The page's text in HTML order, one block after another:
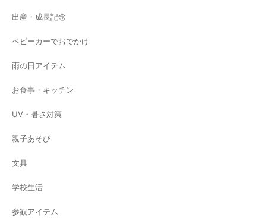
出産・成長記念
ベビーカーでおでかけ
雨の日アイテム
お食事・キッチン
UV・暑さ対策
親子あそび
文具
学校生活
参観アイテム